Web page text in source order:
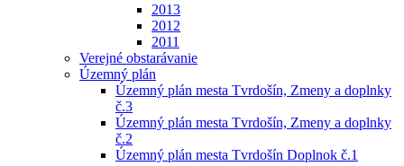
2013
2012
2011
Verejné obstarávanie
Územný plán
Územný plán mesta Tvrdošín, Zmeny a doplnky
č.3
Územný plán mesta Tvrdošín, Zmeny a doplnky
č.2
Územný plán mesta Tvrdošín Doplnok č.1